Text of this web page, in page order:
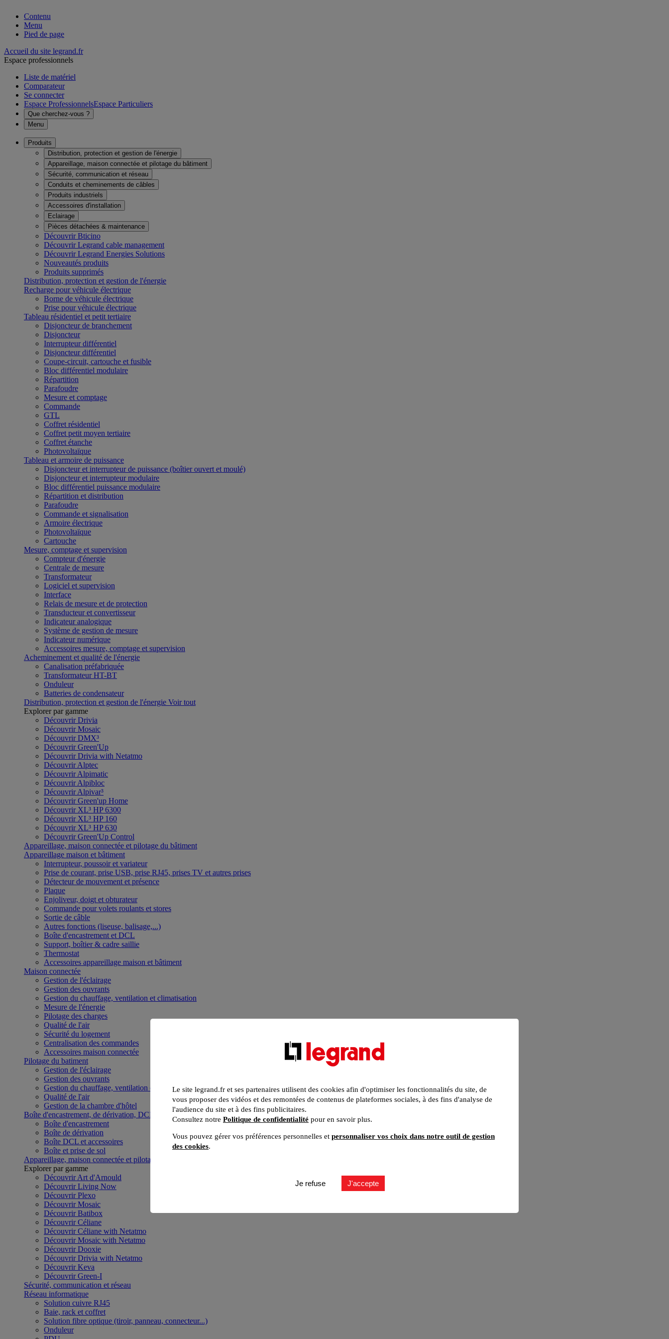
Contenu
Menu
Pied de page
Accueil du site legrand.fr
Espace professionnels
Liste de matériel
Comparateur
Se connecter
Espace ProfessionnelsEspace Particuliers
Que cherchez-vous ?
Menu
Produits
Distribution, protection et gestion de l'énergie
Appareillage, maison connectée et pilotage du bâtiment
Sécurité, communication et réseau
Conduits et cheminements de câbles
Produits industriels
Accessoires d'installation
Eclairage
Pièces détachées & maintenance
Découvrir Bticino
Découvrir Legrand cable management
Découvrir Legrand Energies Solutions
Nouveautés produits
Produits supprimés
Distribution, protection et gestion de l'énergie
Recharge pour véhicule électrique
Borne de véhicule électrique
Prise pour véhicule électrique
Tableau résidentiel et petit tertiaire
Disjoncteur de branchement
Disjoncteur
Interrupteur différentiel
Disjoncteur différentiel
Coupe-circuit, cartouche et fusible
Bloc différentiel modulaire
Répartition
Parafoudre
Mesure et comptage
Commande
GTL
Coffret résidentiel
Coffret petit moyen tertiaire
Coffret étanche
Photovoltaïque
Tableau et armoire de puissance
Disjoncteur et interrupteur de puissance (boîtier ouvert et moulé)
Disjoncteur et interrupteur modulaire
Bloc différentiel puissance modulaire
Répartition et distribution
Parafoudre
Commande et signalisation
Armoire électrique
Photovoltaïque
Cartouche
Mesure, comptage et supervision
Compteur d'énergie
Centrale de mesure
Transformateur
Logiciel et supervision
Interface
Relais de mesure et de protection
Transducteur et convertisseur
Indicateur analogique
Système de gestion de mesure
Indicateur numérique
Accessoires mesure, comptage et supervision
Acheminement et qualité de l'énergie
Canalisation préfabriquée
Transformateur HT-BT
Onduleur
Batteries de condensateur
Distribution, protection et gestion de l'énergie Voir tout
Explorer par gamme
Découvrir Drivia
Découvrir Mosaic
Découvrir DMX³
Découvrir Green'Up
Découvrir Drivia with Netatmo
Découvrir Alptec
Découvrir Alpimatic
Découvrir Alpibloc
Découvrir Alpivar³
Découvrir Green'up Home
Découvrir XL³ HP 6300
Découvrir XL³ HP 160
Découvrir XL³ HP 630
Découvrir Green'Up Control
Appareillage, maison connectée et pilotage du bâtiment
Appareillage maison et bâtiment
Interrupteur, poussoir et variateur
Prise de courant, prise USB, prise RJ45, prises TV et autres prises
Détecteur de mouvement et présence
Plaque
Enjoliveur, doigt et obturateur
Commande pour volets roulants et stores
Sortie de câble
Autres fonctions (liseuse, balisage,...)
Boîte d'encastrement et DCL
Support, boîtier & cadre saillie
Thermostat
Accessoires appareillage maison et bâtiment
Maison connectée
Gestion de l'éclairage
Gestion des ouvrants
Gestion du chauffage, ventilation et climatisation
Mesure de l'énergie
Pilotage des charges
Qualité de l'air
Sécurité du logement
Centralisation des commandes
Accessoires maison connectée
Pilotage du batiment
Gestion de l'éclairage
Gestion des ouvrants
Gestion du chauffage, ventilation et climatisation
Qualité de l'air
Gestion de la chambre d'hôtel
Boîte d'encastrement, de dérivation, DCL et boîte de sol
Boîte d'encastrement
Boîte de dérivation
Boîte DCL et accessoires
Boîte et prise de sol
Appareillage, maison connectée et pilotage du bâtiment
Explorer par gamme
Découvrir Art d'Arnould
Découvrir Living Now
Découvrir Plexo
Découvrir Mosaic
Découvrir Batibox
Découvrir Céliane
Découvrir Céliane with Netatmo
Découvrir Mosaic with Netatmo
Découvrir Dooxie
Découvrir Drivia with Netatmo
Découvrir Keva
Découvrir Green-I
Sécurité, communication et réseau
Réseau informatique
Solution cuivre RJ45
Baie, rack et coffret
Solution fibre optique (tiroir, panneau, connecteur...)
Onduleur
Le site legrand.fr et ses partenaires utilisent des cookies afin d'optimiser les fonctionnalités du site, de
vous proposer des vidéos et des remontées de contenus de plateformes sociales, à des fins d'analyse de
l'audience du site et à des fins publicitaires.
Consultez notre Politique de confidentialité pour en savoir plus.
Vous pouvez gérer vos préférences personnelles et personnaliser vos choix dans notre outil de gestion
des cookies.
Je refuse J'accepte